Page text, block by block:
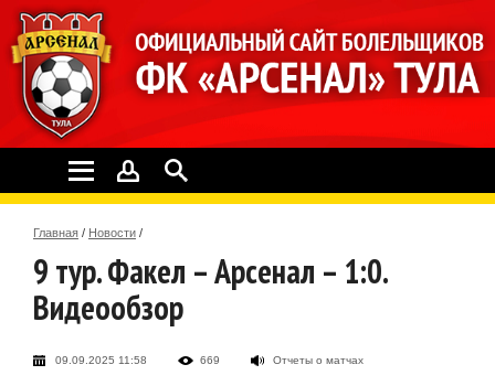
Главная / Новости /
9 тур. Факел – Арсенал – 1:0.
Видеообзор
09.09.2025 11:58 669 Отчеты о матчах